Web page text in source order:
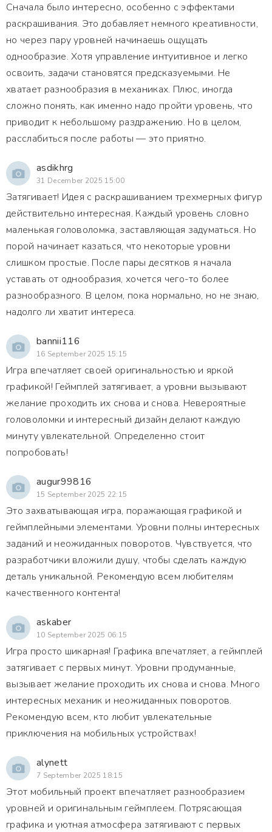
Сначала было интересно, особенно с эффектами
раскрашивания. Это добавляет немного креативности,
но через пару уровней начинаешь ощущать
однообразие. Хотя управление интуитивное и легко
освоить, задачи становятся предсказуемыми. Не
хватает разнообразия в механиках. Плюс, иногда
сложно понять, как именно надо пройти уровень, что
приводит к небольшому раздражению. Но в целом,
расслабиться после работы — это приятно.
asdikhrg
31 December 2025 15:00
Затягивает! Идея с раскрашиванием трехмерных фигур
действительно интересная. Каждый уровень словно
маленькая головоломка, заставляющая задуматься. Но
порой начинает казаться, что некоторые уровни
слишком простые. После пары десятков я начала
уставать от однообразия, хочется чего-то более
разнообразного. В целом, пока нормально, но не знаю,
надолго ли хватит интереса.
bannii116
16 September 2025 15:15
Игра впечатляет своей оригинальностью и яркой
графикой! Геймплей затягивает, а уровни вызывают
желание проходить их снова и снова. Невероятные
головоломки и интересный дизайн делают каждую
минуту увлекательной. Определенно стоит
попробовать!
augur99816
15 September 2025 22:15
Это захватывающая игра, поражающая графикой и
геймплейными элементами. Уровни полны интересных
заданий и неожиданных поворотов. Чувствуется, что
разработчики вложили душу, чтобы сделать каждую
деталь уникальной. Рекомендую всем любителям
качественного контента!
askaber
10 September 2025 06:15
Игра просто шикарная! Графика впечатляет, а геймплей
затягивает с первых минут. Уровни продуманные,
вызывает желание проходить их снова и снова. Много
интересных механик и неожиданных поворотов.
Рекомендую всем, кто любит увлекательные
приключения на мобильных устройствах!
alynett
7 September 2025 18:15
Этот мобильный проект впечатляет разнообразием
уровней и оригинальным геймплеем. Потрясающая
графика и уютная атмосфера затягивают с первых